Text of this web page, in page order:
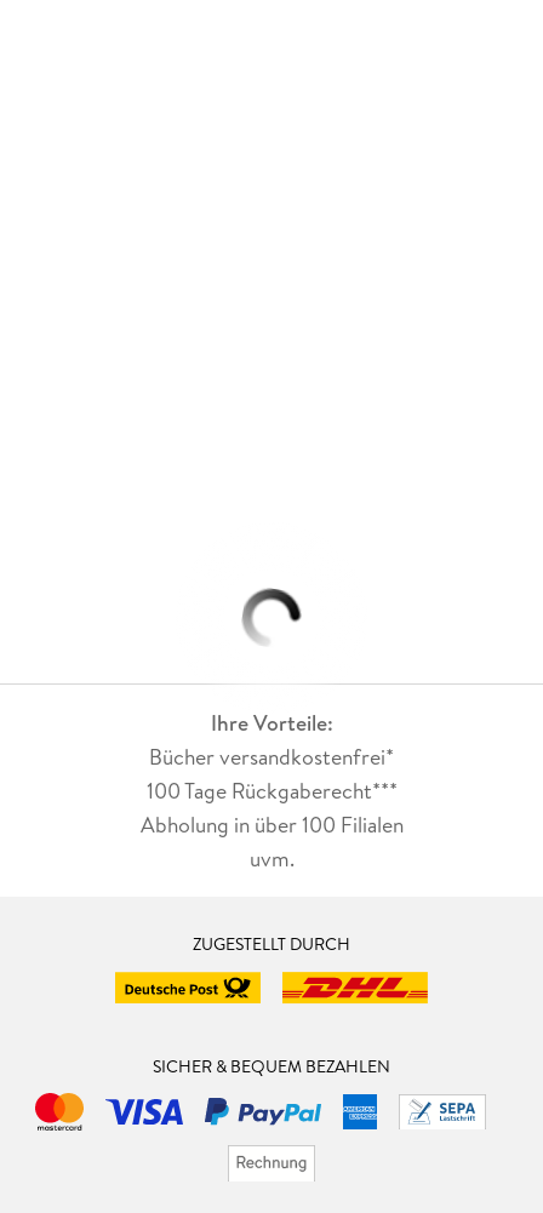
Ihre Vorteile:
Bücher versandkostenfrei*
100 Tage Rückgaberecht***
Abholung in über 100 Filialen
uvm.
ZUGESTELLT DURCH
SICHER & BEQUEM BEZAHLEN